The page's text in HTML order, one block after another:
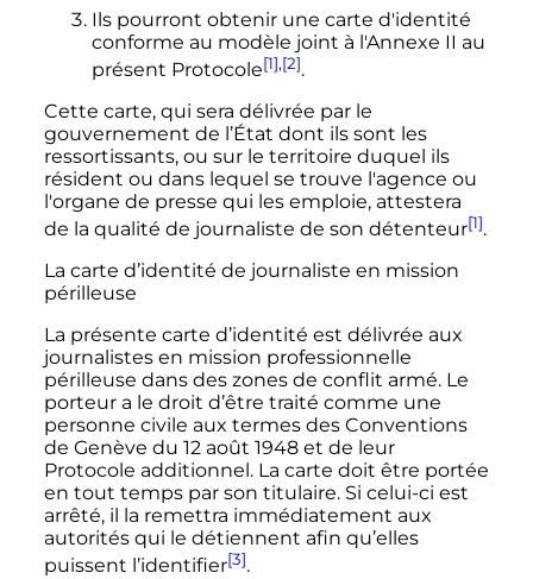
Ils pourront obtenir une carte d'identité
conforme au modèle joint à l'Annexe II au
présent Protocole[1],[2].
Cette carte, qui sera délivrée par le
gouvernement de l’État dont ils sont les
ressortissants, ou sur le territoire duquel ils
résident ou dans lequel se trouve l'agence ou
l'organe de presse qui les emploie, attestera
de la qualité de journaliste de son détenteur[1].
La carte d’identité de journaliste en mission
périlleuse
La présente carte d’identité est délivrée aux
journalistes en mission professionnelle
périlleuse dans des zones de conflit armé. Le
porteur a le droit d’être traité comme une
personne civile aux termes des Conventions
de Genève du 12 août 1948 et de leur
Protocole additionnel. La carte doit être portée
en tout temps par son titulaire. Si celui-ci est
arrêté, il la remettra immédiatement aux
autorités qui le détiennent afin qu’elles
puissent l’identifier[3].